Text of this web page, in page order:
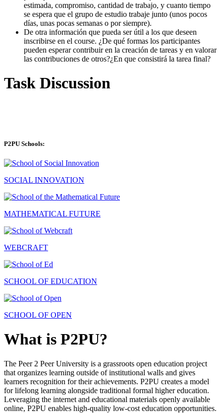
estimada, compromiso, cantidad de trabajo, y cuanto tiempo
se espera que el grupo de estudio trabaje junto (unos pocos
días, unas pocas semanas o por siempre).
De otra información que pueda ser útil a los que deseen
inscribirse en el course. ¿De qué formas los participantes
pueden esperar contribuir en la creación de tareas y en valorar
las contribuciones de otros?¿En que consistirá la tarea final?
Task Discussion
P2PU Schools:
SOCIAL INNOVATION
MATHEMATICAL FUTURE
WEBCRAFT
SCHOOL OF EDUCATION
SCHOOL OF OPEN
What is P2PU?
The Peer 2 Peer University is a grassroots open education project
that organizes learning outside of institutional walls and gives
learners recognition for their achievements. P2PU creates a model
for lifelong learning alongside traditional formal higher education.
Leveraging the internet and educational materials openly available
online, P2PU enables high-quality low-cost education opportunities.